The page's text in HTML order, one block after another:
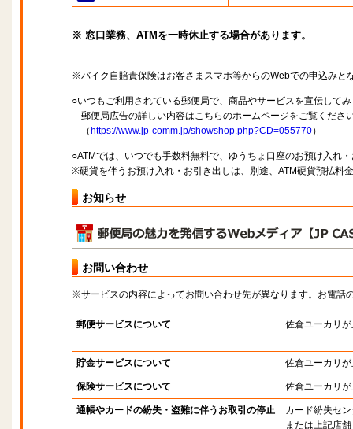
※ 窓口業務、ATMを一時休止する場合があります。
※バイク自賠責保険はお客さまスマホ等からのWebでの申込みと
○いつもご利用されている郵便局で、商品やサービスを宣伝して
郵便局広告の詳しい内容はこちらのホームページをご覧くださ
（ https://www.jp-comm.jp/showshop.php?CD=055770）
○ATMでは、いつでも手数料無料で、ゆうちょ口座のお預け入れ
※硬貨を伴うお預け入れ・お引き出しは、別途、ATM硬貨預払料
お知らせ
お問い合わせ
※サービスの内容によってお問い合わせ先が異なります。お電話
郵便サービスについて 佐倉ユーカリ
貯金サービスについて 佐倉ユーカリ
保険サービスについて 佐倉ユーカリ
通帳やカードの紛失・盗難に伴うお取引の停止
カード紛失セ
または上記店舗